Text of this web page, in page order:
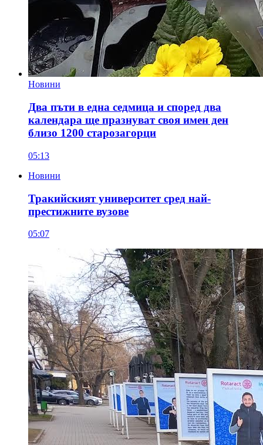
Новини
Два пъти в една седмица и според два
календара ще празнуват своя имен ден
близо 1200 старозагорци
05:13
Новини
Тракийският университет сред най-
престижните вузове
05:07